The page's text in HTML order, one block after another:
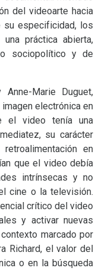
del videoarte hacia
su especificidad, los
práctica abierta,
sociopolítico y de
Marie Duguet,
electrónica en
el video tenía una
su carácter
en
que el video debía
intrínsecas y no
cine o la televisión.
crítico del video
y activar nuevas
marcado por
Richard, el valor del
o en la búsqueda